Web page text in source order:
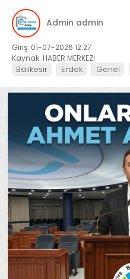
Admin admin
Giriş: 01-07-2026 12:27
Kaynak: HABER MERKEZİ
Balıkesir Erdek Genel